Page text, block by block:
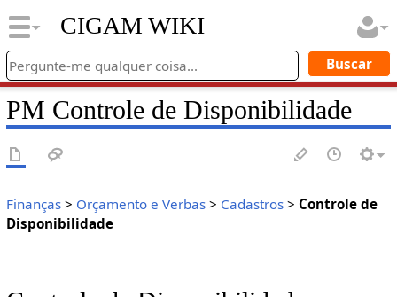
CIGAM WIKI
PM Controle de Disponibilidade
Finanças> Orçamento e Verbas> Cadastros> Controle de
Disponibilidade